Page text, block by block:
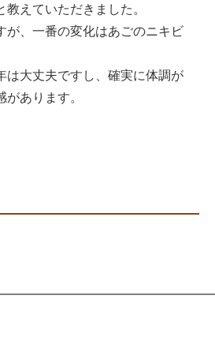
えていただきました。
が、一番の変化はあごのニキビ
は大丈夫ですし、確実に体調が
があります。